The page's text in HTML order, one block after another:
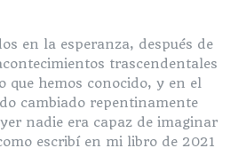
en la esperanza, después de
trascendentales
que hemos conocido, y en el
cambiado repentinamente
nadie era capaz de imaginar
escribí en mi libro de 2021